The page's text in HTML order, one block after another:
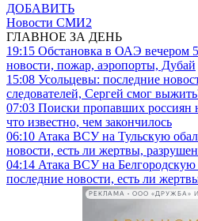
ДОБАВИТЬ
Новости СМИ2
ГЛАВНОЕ ЗА ДЕНЬ
19:15 Обстановка в ОАЭ вечером 5
новости, пожар, аэропорты, Дубай
15:08 Усольцевы: последние
следователей, Сергей смог
07:03 Поиски пропавших россиян
что известно, чем закончилось
06:10 Атака ВСУ на Тульскую
новости, есть ли жертвы,
04:14 Атака ВСУ на Белгородскую
последние новости, есть ли